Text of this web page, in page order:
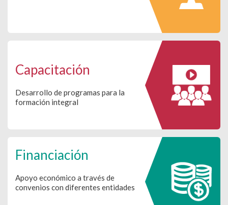
Capacitación
Desarrollo de programas para la
formación integral
Financiación
Apoyo económico a través de
convenios con diferentes entidades